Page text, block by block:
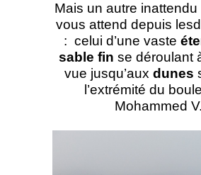
Mais un autre
vous attend depuis
: celui d’une vaste
sable fin se déroulant
vue jusqu’aux dunes
l’extrémité du
Mohammed V.